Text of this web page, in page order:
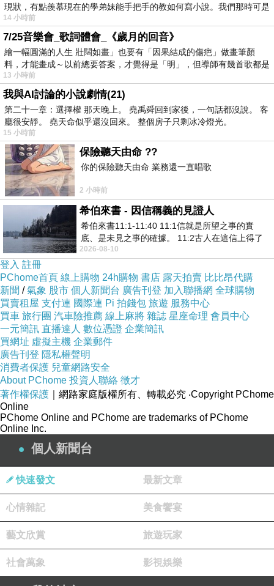
現狀，有點羨慕現在的學弟妹能手把手的教如何寫小說。我們那時可是
14 小時前
7/25音樂會_歌詞體會_《歲月的回音》
繪一幅圓滿的人生 壯闊如畫」也要有「因果結成的傷疤」做畫筆顏
料，才能畫成～以前總要答案，才覺得是「明」，但導師有幾首歌都是
在教
13 小時前
我與AI討論的小說劇情(21)
第二十一章：選擇權 那天晚上。 堯禹舜回到家後，一句話都沒說。 客
廳很安靜。 堯天命似乎還沒回來。 整個房子只剩冰冷燈光。
15 小時前
保險聽天由命 ??
你的保險聽天由命 業務還一直唱歌
2 小時前
希伯來書 - 因信稱義的見證人
希伯來書11:1-11:40 11:1信就是所望之事的實
底、是未見之事的確據。 11:2古人在這信上得了
美好的證據。 11:3我們因着信、就知道
2026-08-10
登入 註冊
PChome首頁 線上購物 24h購物 書店 露天拍賣 比比昂代購
新聞 /氣象 股市 個人新聞台 廣告刊登 加入聯播網 全球購物
買賣租屋 支付連 國際連 Pi 拍錢包 旅遊 服務中心
買車 旅行團 汽車險推薦 線上麻將 雜誌 星座命理 會員中心
一元簡訊 直播達人 數位憑證 企業簡訊
買網址 虛擬主機 企業郵件
廣告刊登 隱私權聲明
消費者保護 兒童網路安全
About PChome 投資人聯絡 徵才
著作權保護 ｜網路家庭版權所有、轉載必究 ‧Copyright PChome
Online
PChome Online and PChome are trademarks of PChome
Online Inc.
個人新聞台
快速發文 最新文章
心情雜記 美食饗宴
藝文欣賞 旅遊玩家
社會萬象 影視娛樂